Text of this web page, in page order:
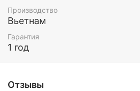
Производство
Вьетнам
Гарантия
1 год
Отзывы